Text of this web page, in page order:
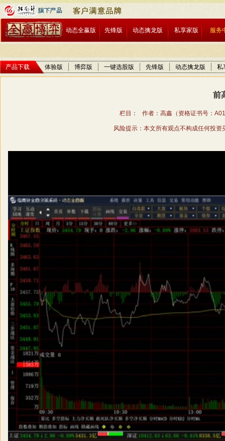
动态全赢版 先锋版 动态擒龙版 私享家版 服务
产品下载 体验版 博弈版 一键选股版 先锋版 动态擒龙版 私
前
栏目： 作者：高鑫（资格证书号：
风险提示：本文所有观点不构成任何投